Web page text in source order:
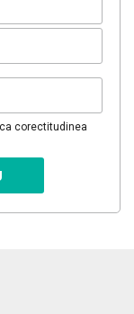
corectitudinea